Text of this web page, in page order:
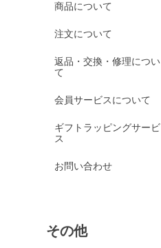
商品について
注文について
返品・交換・修理につい
て
会員サービスについて
ギフトラッピングサービ
ス
お問い合わせ
その他